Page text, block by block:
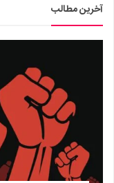
آخرین مطالب